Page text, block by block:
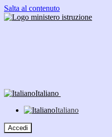
Salta al contenuto
Italiano
Italiano
Accedi